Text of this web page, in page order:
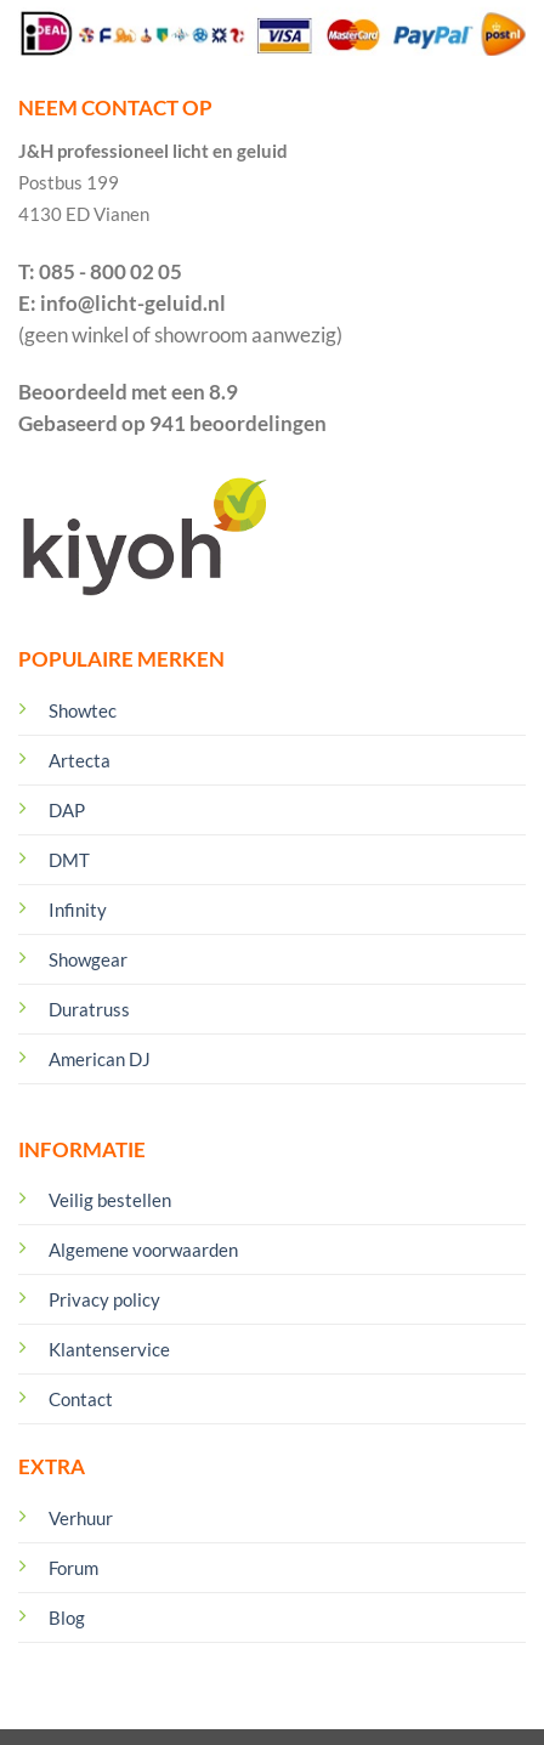
POPULAIRE MERKEN
Showtec
Artecta
DAP
DMT
Infinity
Showgear
Duratruss
American DJ
INFORMATIE
Veilig bestellen
Algemene voorwaarden
Privacy policy
Klantenservice
Contact
EXTRA
Verhuur
Forum
Blog
NEEM CONTACT OP
J&H professioneel licht en geluid
Postbus 199
4130 ED Vianen
T: 085 - 800 02 05
E: info@licht-geluid.nl
(geen winkel of showroom aanwezig)
Beoordeeld met een 8.9
Gebaseerd op 941 beoordelingen